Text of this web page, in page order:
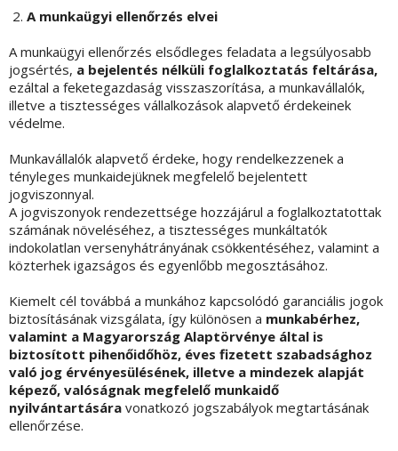
A munkaügyi ellenőrzés elvei
A munkaügyi ellenőrzés elsődleges feladata a legsúlyosabb
jogsértés, a bejelentés nélküli foglalkoztatás feltárása,
ezáltal a feketegazdaság visszaszorítása, a munkavállalók,
illetve a tisztességes vállalkozások alapvető érdekeinek
védelme.
Munkavállalók alapvető érdeke, hogy rendelkezzenek a
tényleges munkaidejüknek megfelelő bejelentett
jogviszonnyal.
A jogviszonyok rendezettsége hozzájárul a foglalkoztatottak
számának növeléséhez, a tisztességes munkáltatók
indokolatlan versenyhátrányának csökkentéséhez, valamint a
közterhek igazságos és egyenlőbb megosztásához.
Kiemelt cél továbbá a munkához kapcsolódó garanciális jogok
biztosításának vizsgálata, így különösen a munkabérhez,
valamint a Magyarország Alaptörvénye által is
biztosított pihenőidőhöz, éves fizetett szabadsághoz
való jog érvényesülésének, illetve a mindezek alapját
képező, valóságnak megfelelő munkaidő
nyilvántartására vonatkozó jogszabályok megtartásának
ellenőrzése.